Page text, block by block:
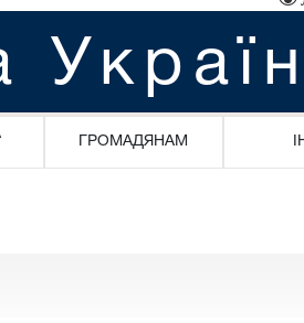
ГРОМАДЯНАМ